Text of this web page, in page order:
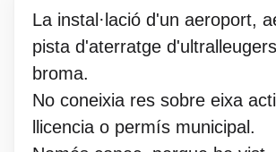
La instal·lació d'un aeroport,
pista d'aterratge
broma.
No coneixia res sobre eixa
llicencia o permís municipal.